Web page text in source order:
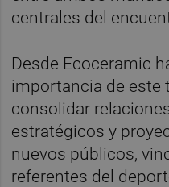
centrales del
Desde Ecoceramic
importancia de este
consolidar
estratégicos y
nuevos públicos,
referentes del